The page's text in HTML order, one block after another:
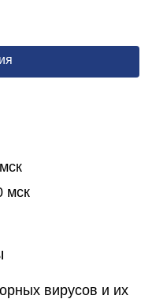
мск
вирусов и их